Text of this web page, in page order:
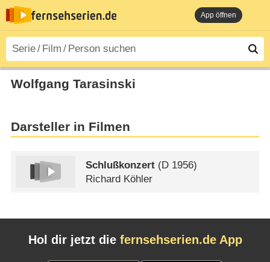
App öffnen
Wolfgang Tarasinski
Darsteller in Filmen
Schlußkonzert (D 1956)
Richard Köhler
Hol dir jetzt die fernsehserien.de App